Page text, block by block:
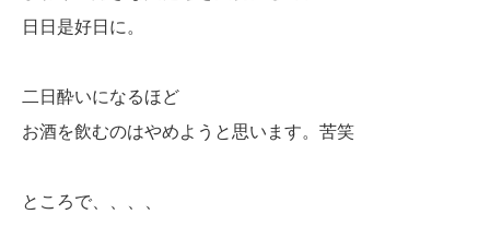
日日是好日に。
二日酔いになるほど
お酒を飲むのはやめようと思います。苦笑
ところで、、、、